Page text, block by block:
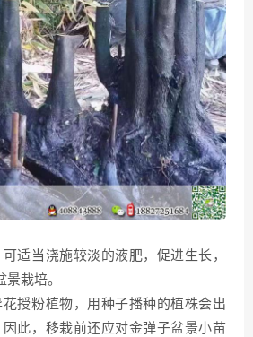
适当浇施较淡的液肥，促进生长，
栽培。
授粉植物，用种子播种的植株会出
此，移栽前还应对金弹子盆景小苗